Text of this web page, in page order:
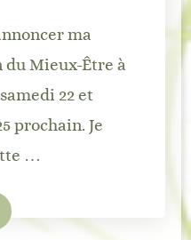
ma
Mieux-Être à
22 et
prochain. Je
…